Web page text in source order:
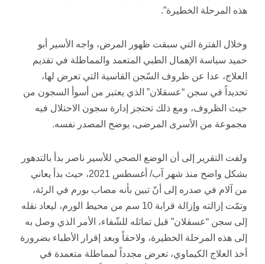
هذه المرحلة الخطيرة”.
وخلال الفترة التي سبقت ظهور المرض، واجه الأسير أبو
حميد سياسة الإهمال الطبي المتعمد والمماطلة في تقديم
العلاج، عدا عن ظروف السّجن القاسية التي تعرض لها،
تحديداً في سجن “عسقلان” الذي يعتبر من أسوأ السجون من
حيث الظروف، ومع ذلك تحتجز إدارة سجون الاحتلال فيه
مجموعة من الأسرى المرضى، يوضح المصدر نفسه.
ولفت التقرير إلى أن الوضع الصحي للأسير ناصر بدأ بالتدهور
بشكل واضح منذ شهر آب/ أغسطس 2021، حيث بدأ يعاني
من آلام في صدره إلى أنّ تبين بأنه مصاب بورم في الرئة،
وتمّت إزالته وإزالة قرابة 10 سم من محيط الورم، ليعاد نقله
إلى سجن “عسقلان” قبل تماثله للشّفاء، الأمر الذي وصل به
إلى هذه المرحلة الخطيرة، ولاحقاً وبعد إقرار الأطباء بضرورة
أخذ العلاج الكيماوي، تعرض مجدداً لمماطلة متعمدة في